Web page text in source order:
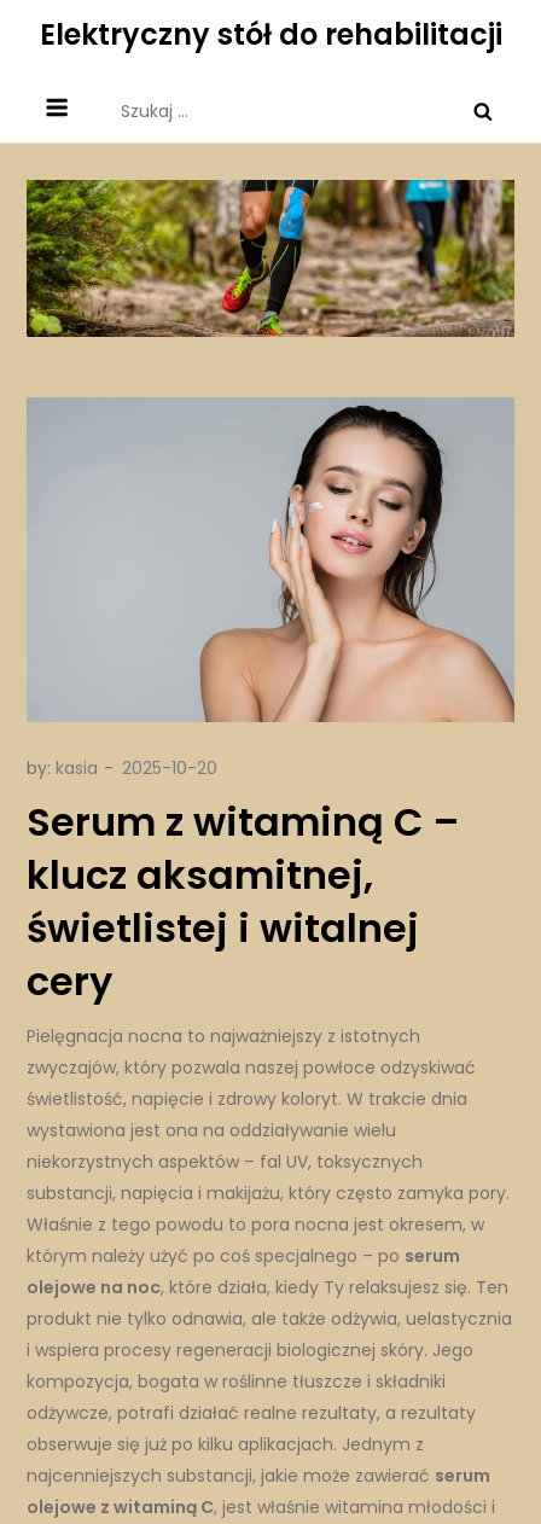
Elektryczny stół do rehabilitacji
by:kasia
Serum z witaminą C –
klucz aksamitnej,
świetlistej i witalnej
cery
Pielęgnacja nocna to najważniejszy z istotnych
zwyczajów, który pozwala naszej powłoce odzyskiwać
świetlistość, napięcie i zdrowy koloryt. W trakcie dnia
wystawiona jest ona na oddziaływanie wielu
niekorzystnych aspektów – fal UV, toksycznych
substancji, napięcia i makijażu, który często zamyka pory.
Właśnie z tego powodu to pora nocna jest okresem, w
którym należy użyć po coś specjalnego – po serum
olejowe na noc, które działa, kiedy Ty relaksujesz się. Ten
produkt nie tylko odnawia, ale także odżywia, uelastycznia
i wspiera procesy regeneracji biologicznej skóry. Jego
kompozycja, bogata w roślinne tłuszcze i składniki
odżywcze, potrafi działać realne rezultaty, a rezultaty
obserwuje się już po kilku aplikacjach. Jednym z
najcenniejszych substancji, jakie może zawierać serum
olejowe z witaminą C, jest właśnie witamina młodości i